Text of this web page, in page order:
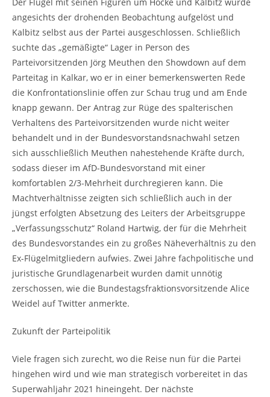
angesichts der drohenden Beobachtung aufgelöst und
Kalbitz selbst aus der Partei ausgeschlossen. Schließlich
suchte das „gemäßigte“ Lager in Person des
Parteivorsitzenden Jörg Meuthen den Showdown auf dem
Parteitag in Kalkar, wo er in einer bemerkenswerten Rede
die Konfrontationslinie offen zur Schau trug und am Ende
knapp gewann. Der Antrag zur Rüge des spalterischen
Verhaltens des Parteivorsitzenden wurde nicht weiter
behandelt und in der Bundesvorstandsnachwahl setzen
sich ausschließlich Meuthen nahestehende Kräfte durch,
sodass dieser im AfD-Bundesvorstand mit einer
komfortablen 2/3-Mehrheit durchregieren kann. Die
Machtverhältnisse zeigten sich schließlich auch in der
jüngst erfolgten Absetzung des Leiters der Arbeitsgruppe
„Verfassungsschutz“ Roland Hartwig, der für die Mehrheit
des Bundesvorstandes ein zu großes Näheverhältnis zu den
Ex-Flügelmitgliedern aufwies. Zwei Jahre fachpolitische und
juristische Grundlagenarbeit wurden damit unnötig
zerschossen, wie die Bundestagsfraktionsvorsitzende Alice
Weidel auf Twitter anmerkte.
Zukunft der Parteipolitik
Viele fragen sich zurecht, wo die Reise nun für die Partei
hingehen wird und wie man strategisch vorbereitet in das
Superwahljahr 2021 hineingeht. Der nächste